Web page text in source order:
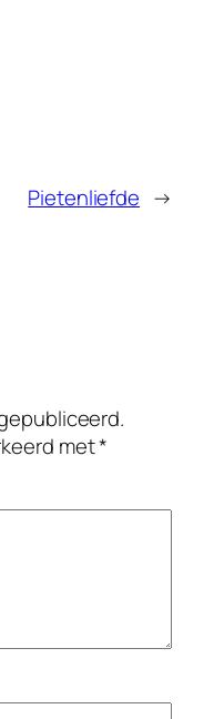
Pietenliefde →
met*